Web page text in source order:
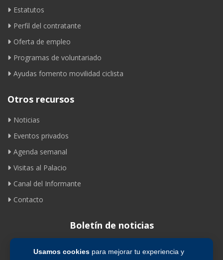
Usamos cookiespara mejorar tu experiencia y
Estatutos
Perfil del contratante
Oferta de empleo
Programas de voluntariado
Ayudas fomento movilidad ciclista
Otros recursos
Noticias
Eventos privados
Agenda semanal
Visitas al Palacio
Canal del Informante
Contacto
Boletín de noticias